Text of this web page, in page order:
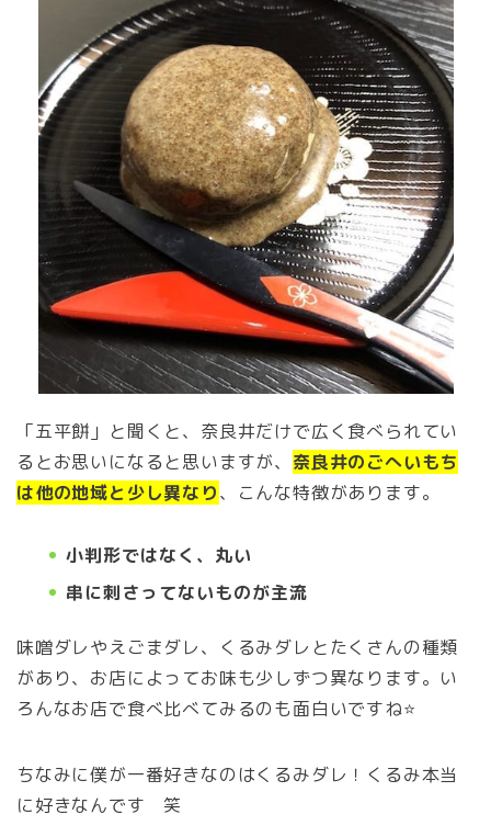
「五平餅」と聞くと、奈良井だけで広く食べられてい
るとお思いになると思いますが、 奈良井のごへいもち
は他の地域と少し異なり、こんな特徴があります。
小判形ではなく、丸い
串に刺さってないものが主流
味噌ダレやえごまダレ、くるみダレとたくさんの種類
があり、お店によってお味も少しずつ異なります。い
ろんなお店で食べ比べてみるのも面白いですね⭐️
ちなみに僕が一番好きなのはくるみダレ！くるみ本当
に好きなんです 笑